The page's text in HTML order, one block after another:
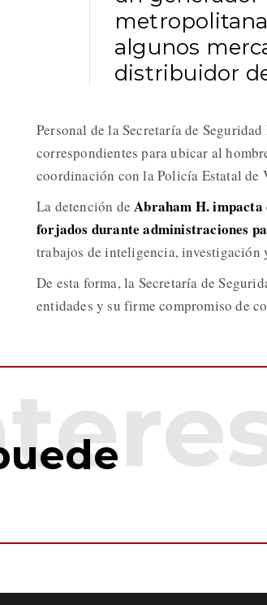
algunos
distribuidor
Personal de la Secretaría de
correspondientes para ubicar al
coordinación con la Policía Estatal de
La detención de Abraham H.
forjados durante administraciones
trabajos de inteligencia, investigación
De esta forma, la Secretaría de
entidades y su firme compromiso de